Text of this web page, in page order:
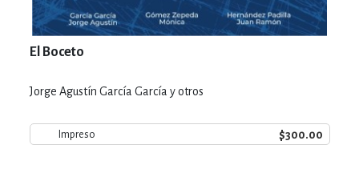
El Boceto
Jorge Agustín García García y otros
Impreso $300.00